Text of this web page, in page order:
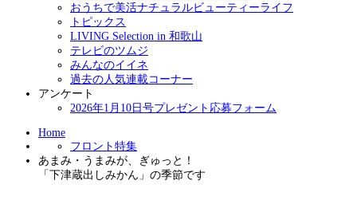
おうちで美活ナチュラルビューティーライフ
トピックス
LIVING Selection in 和歌山
テレビのツムジ
みんなのイイネ
過去の人気連載コーナー
アンケート
2026年1月10日号プレゼント応募フォーム
Home
フロント特集
あまみ・うまみが、ぎゅっと！
「下津蔵出しみかん」の季節です